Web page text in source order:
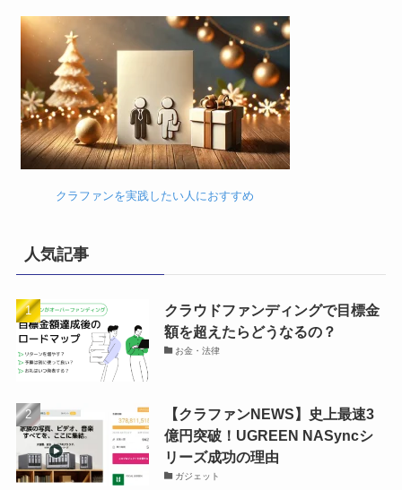
クラファンを実践したい人におすすめ
人気記事
クラウドファンディングで目標金
額を超えたらどうなるの？
お金・法律
【クラファンNEWS】史上最速3
億円突破！UGREEN NASyncシ
リーズ成功の理由
ガジェット